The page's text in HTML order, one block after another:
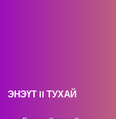
ЭНЭҮТ II ТУХАЙ